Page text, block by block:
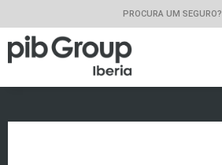
PROCURA UM SEGURO?